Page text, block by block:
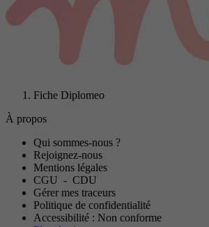
Fiche Diplomeo
À propos
Qui sommes-nous ?
Rejoignez-nous
Mentions légales
CGU - CDU
Gérer mes traceurs
Politique de confidentialité
Accessibilité : Non conforme